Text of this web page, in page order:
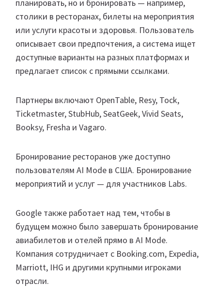
планировать, но и бронировать — например,
столики в ресторанах, билеты на мероприятия
или услуги красоты и здоровья. Пользователь
описывает свои предпочтения, а система ищет
доступные варианты на разных платформах и
предлагает список с прямыми ссылками.
Партнеры включают OpenTable, Resy, Tock,
Ticketmaster, StubHub, SeatGeek, Vivid Seats,
Booksy, Fresha и Vagaro.
Бронирование ресторанов уже доступно
пользователям AI Mode в США. Бронирование
мероприятий и услуг — для участников Labs.
Google также работает над тем, чтобы в
будущем можно было завершать бронирование
авиабилетов и отелей прямо в AI Mode.
Компания сотрудничает с Booking.com, Expedia,
Marriott, IHG и другими крупными игроками
отрасли.